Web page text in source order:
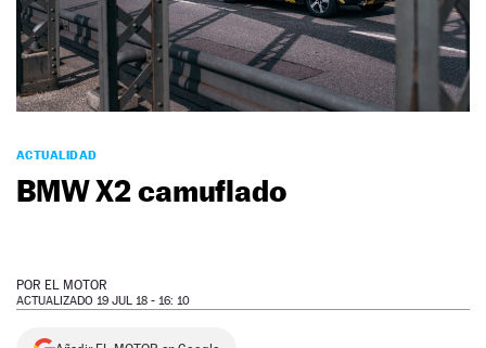
NEWSLETTER
SÍGUENOS
ACTUALIDAD
BMW X2 camuflado
POR EL MOTOR
ACTUALIZADO 19 JUL 18 - 16: 10